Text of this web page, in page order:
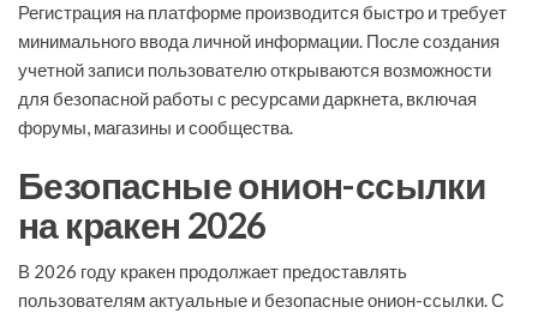
Регистрация на платформе производится быстро и требует
минимального ввода личной информации. После создания
учетной записи пользователю открываются возможности
для безопасной работы с ресурсами даркнета, включая
форумы, магазины и сообщества.
Безопасные онион-ссылки
на кракен 2026
В 2026 году кракен продолжает предоставлять
пользователям актуальные и безопасные онион-ссылки. С